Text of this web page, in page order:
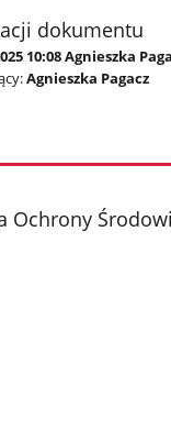
dokumentu
10:08 Agnieszka
Agnieszka Pagacz
Ochrony